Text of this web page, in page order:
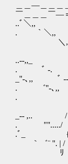
＿＿―
￣＿＿＿
..ﾞ＼,,
. ｀
＼,, .
｀＼,,
..‐-,,_ ｀
. ﾞ ‐. ／
_''‐､,, ﾞ
. ゛''‐､,,
. ゛''..ﾞ/
// ／ ｉ
_‐- ,.. /
. "''...../ /
.ﾞ_ { /
｀゛¨ ''.
ﾘ ／ ｉ
/ i| ／ ／